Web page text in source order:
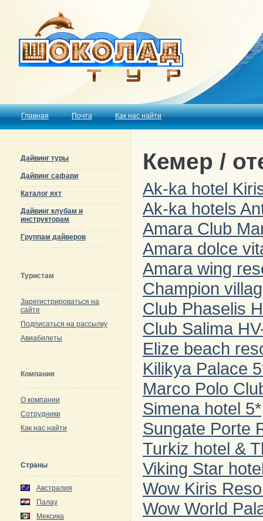
Главная Почта Как нас найти
Дайвинг туры
Дайвинг сафари
Каталог яхт
Дайвинг клубам и
инструкторам
Группам дайверов
Туристам
Зарегистрироваться на
сайте
Подписаться на рассылку
Авиабилеты
Компания
О компании
Сотрудники
Как нас найти
Страны
Австралия
Палау
Мексика
Кемер /
Ak-ka hotel
Ak-ka hotels
Amara Club
Amara dolce
Amara wing
Champion
Club Phaselis
Club Salima
Elize beach
Kilikya Palace
Marco Polo
Simena hotel 5*
Sungate Porte
Turkiz hotel &
Viking Star
Wow Kiris
Wow World